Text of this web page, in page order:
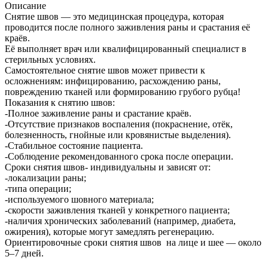
Описание
Снятие швов — это медицинская процедура, которая
проводится после полного заживления раны и срастания её
краёв.
Её выполняет врач или квалифицированный специалист в
стерильных условиях.
Самостоятельное снятие швов может привести к
осложнениям: инфицированию, расхождению раны,
повреждению тканей или формированию грубого рубца!
Показания к снятию швов:
-Полное заживление раны и срастание краёв.
-Отсутствие признаков воспаления (покраснение, отёк,
болезненность, гнойные или кровянистые выделения).
-Стабильное состояние пациента.
-Соблюдение рекомендованного срока после операции.
Сроки снятия швов- индивидуальны и зависят от:
-локализации раны;
-типа операции;
-используемого шовного материала;
-скорости заживления тканей у конкретного пациента;
-наличия хронических заболеваний (например, диабета,
ожирения), которые могут замедлять регенерацию.
Ориентировочные сроки снятия швов на лице и шее — около
5–7 дней.